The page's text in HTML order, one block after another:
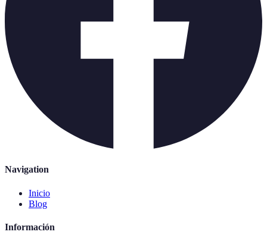
Navigation
Inicio
Blog
Información